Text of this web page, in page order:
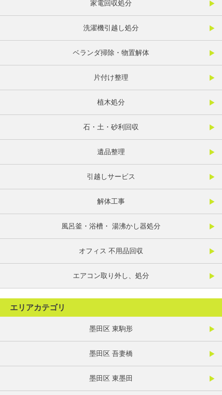
家電回収処分
洗濯機引越し処分
ベランダ掃除・物置解体
片付け整理
植木処分
石・土・砂利回収
遺品整理
引越しサービス
解体工事
風呂釜・浴槽・ 湯沸かし器処分
オフィス 不用品回収
エアコン取り外し、処分
エリアカテゴリ
墨田区 東駒形
墨田区 吾妻橋
墨田区 東墨田